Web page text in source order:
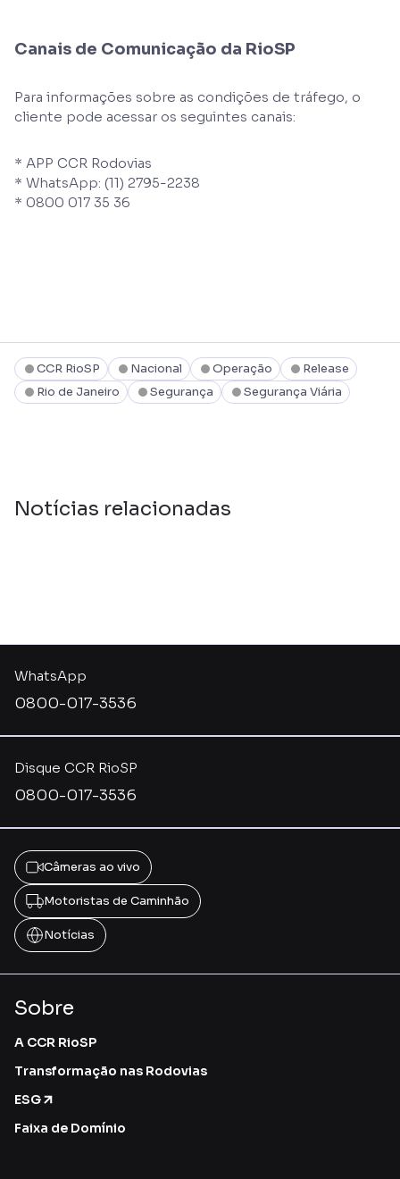
Canais de Comunicação da RioSP
Para informações sobre as condições de tráfego, o
cliente pode acessar os seguintes canais:
* APP CCR Rodovias
* WhatsApp: (11) 2795-2238
* 0800 017 35 36
CCR RioSP Nacional Operação
Release
Rio de Janeiro
Segurança Segurança Viária
Notícias relacionadas
Disque CCR RioSP
0800-017-3536
WhatsApp
0800-017-3536
Câmeras ao vivo
Motoristas de Caminhão
Notícias
Sobre
A CCR RioSP
Transformação nas Rodovias
ESG
Faixa de Domínio